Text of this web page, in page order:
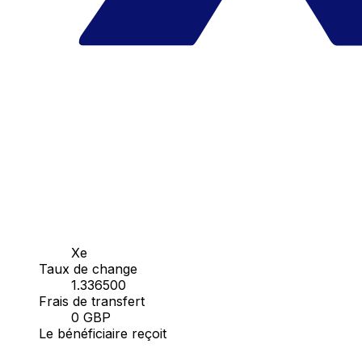
Xe
Taux de change
1.336500
Frais de transfert
0 GBP
Le bénéficiaire reçoit